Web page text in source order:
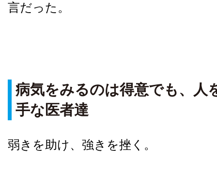
言だった。
病気をみるのは得意でも、人
手な医者達
弱きを助け、強きを挫く。